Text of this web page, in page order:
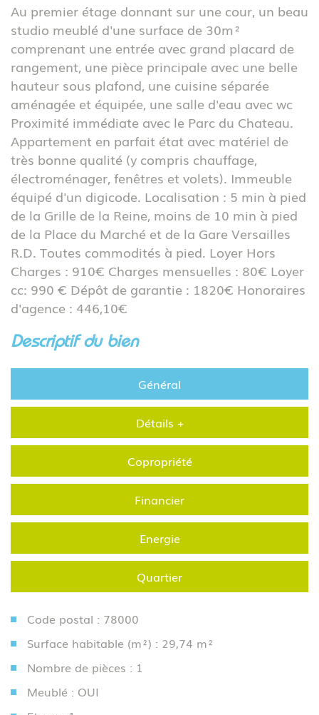
Au premier étage donnant sur une cour, un beau
studio meublé d'une surface de 30m²
comprenant une entrée avec grand placard de
rangement, une pièce principale avec une belle
hauteur sous plafond, une cuisine séparée
aménagée et équipée, une salle d'eau avec wc
Proximité immédiate avec le Parc du Chateau.
Appartement en parfait état avec matériel de
très bonne qualité (y compris chauffage,
électroménager, fenêtres et volets). Immeuble
équipé d'un digicode. Localisation : 5 min à pied
de la Grille de la Reine, moins de 10 min à pied
de la Place du Marché et de la Gare Versailles
R.D. Toutes commodités à pied. Loyer Hors
Charges : 910€ Charges mensuelles : 80€ Loyer
cc: 990 € Dépôt de garantie : 1820€ Honoraires
d'agence : 446,10€
descriptif du bien
Général
Détails +
Copropriété
Financier
Energie
Quartier
Code postal : 78000
Surface habitable (m²) : 29,74 m²
Nombre de pièces : 1
Meublé : OUI